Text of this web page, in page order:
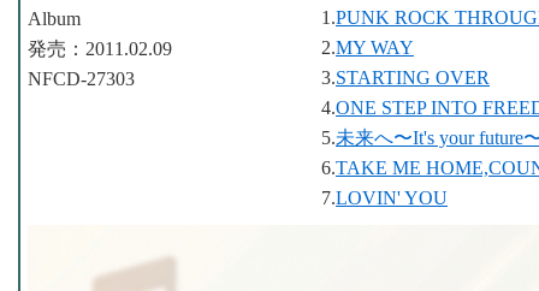
1.PUNK ROCK
2.MY WAY
3.STARTING OVER
4.ONE STEP INTO
5.未来へ〜It's your future
6.TAKE ME
7.LOVIN' YOU
Album
発売：2011.02.09
NFCD-27303